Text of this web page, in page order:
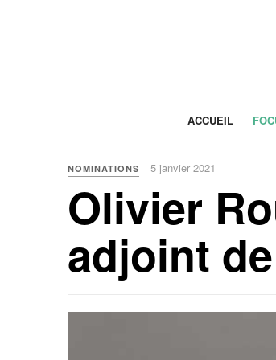
ACCUEIL
NOMINATIONS 5 janvier 2021
Olivier
adjoint de